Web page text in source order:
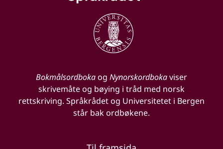
Bokmålsordbokaog Nynorskordbokaviser
skrivemåte og bøying i tråd med norsk
rettskriving. Språkrådet og Universitetet i Bergen
står bak ordbøkene.